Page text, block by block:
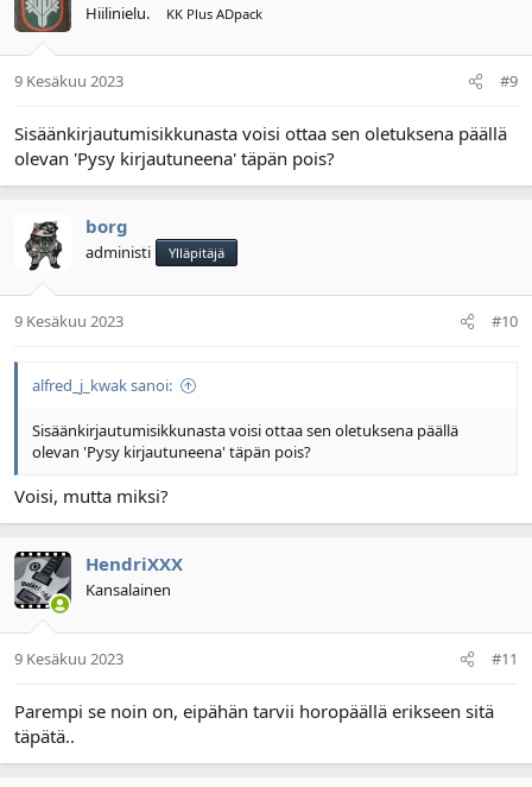
Hiilinielu. KK Plus ADpack
9 Kesäkuu 2023 #9
Sisäänkirjautumisikkunasta voisi ottaa sen oletuksena päällä
olevan 'Pysy kirjautuneena' täpän pois?
borg
administi Ylläpitäjä
9 Kesäkuu 2023 #10
alfred_j_kwak sanoi:
Sisäänkirjautumisikkunasta voisi ottaa sen oletuksena päällä
olevan 'Pysy kirjautuneena' täpän pois?
Voisi, mutta miksi?
HendriXXX
Kansalainen
9 Kesäkuu 2023 #11
Parempi se noin on, eipähän tarvii horopäällä erikseen sitä
täpätä..